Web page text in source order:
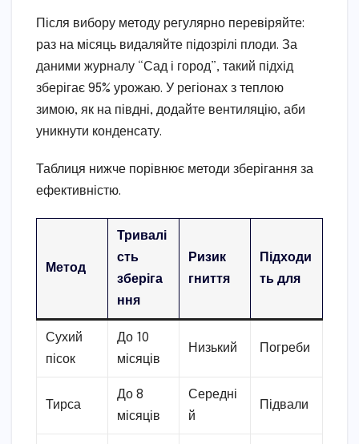
Після вибору методу регулярно перевіряйте:
раз на місяць видаляйте підозрілі плоди. За
даними журналу “Сад і город”, такий підхід
зберігає 95% урожаю. У регіонах з теплою
зимою, як на півдні, додайте вентиляцію, аби
уникнути конденсату.
Таблиця нижче порівнює методи зберігання за
ефективністю.
Метод
Тривалі
сть
зберіга
ння
Ризик
гниття
Підходи
ть для
Сухий
пісок
До 10
місяців
Низький Погреби
Тирса
До 8
місяців
Середні
й
Підвали